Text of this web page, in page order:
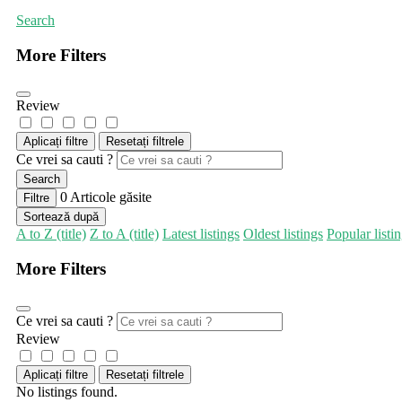
Search
More Filters
Review
Aplicați filtre Resetați filtrele
Ce vrei sa cauti ?
Search
Filtre
0 Articole găsite
Sortează după
A to Z (title) Z to A (title) Latest listings Oldest listings Popular
More Filters
Ce vrei sa cauti ?
Review
Aplicați filtre Resetați filtrele
No listings found.